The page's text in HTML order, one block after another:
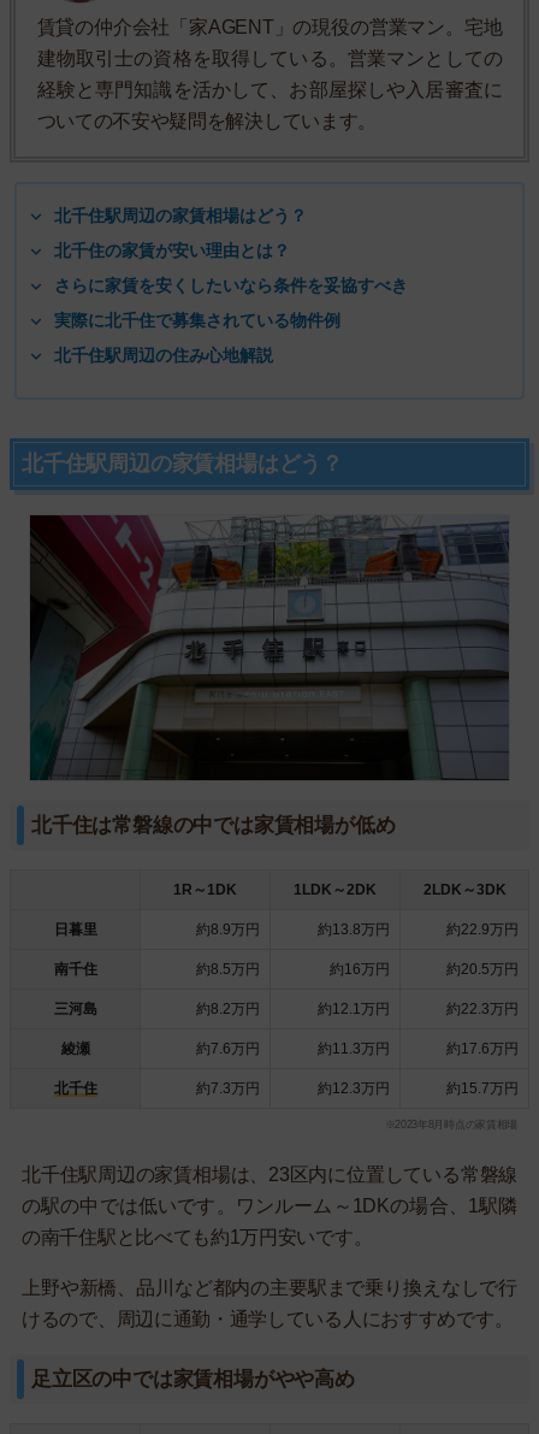
賃貸の仲介会社「家AGENT」の現役の営業マン。宅地
建物取引士の資格を取得している。営業マンとしての
経験と専門知識を活かして、お部屋探しや入居審査に
ついての不安や疑問を解決しています。
北千住駅周辺の家賃相場はどう？
北千住の家賃が安い理由とは？
さらに家賃を安くしたいなら条件を妥協すべき
実際に北千住で募集されている物件例
北千住駅周辺の住み心地解説
北千住駅周辺の家賃相場はどう？
北千住は常磐線の中では家賃相場が低め
1R～1DK 1LDK～2DK 2LDK～3DK
日暮里 約8.9万円 約13.8万円 約22.9万円
南千住 約8.5万円 約16万円 約20.5万円
三河島 約8.2万円 約12.1万円 約22.3万円
綾瀬 約7.6万円 約11.3万円 約17.6万円
北千住 約7.3万円 約12.3万円 約15.7万円
※2023年8月時点の家賃相場
北千住駅周辺の家賃相場は、23区内に位置している常磐線
の駅の中では低いです。ワンルーム～1DKの場合、1駅隣
の南千住駅と比べても約1万円安いです。
上野や新橋、品川など都内の主要駅まで乗り換えなしで行
けるので、周辺に通勤・通学している人におすすめです。
足立区の中では家賃相場がやや高め